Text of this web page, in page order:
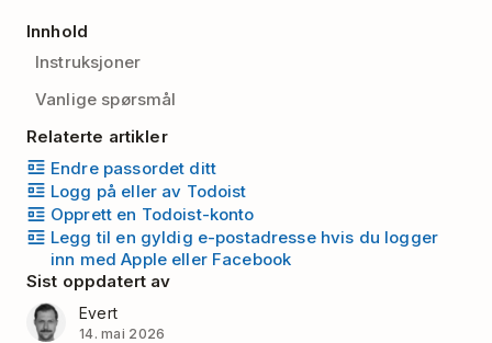
Innhold
Instruksjoner
Vanlige spørsmål
Relaterte artikler
Endre passordet ditt
Logg på eller av Todoist
Opprett en Todoist-konto
Legg til en gyldig e-postadresse hvis du logger
inn med Apple eller Facebook
Sist oppdatert av
Evert
14. mai 2026